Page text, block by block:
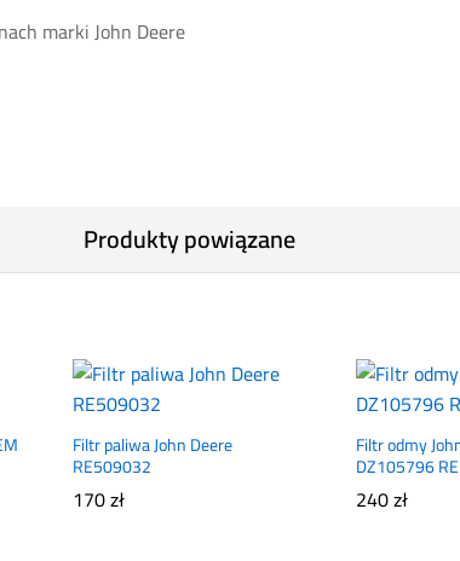
marki John Deere
Produkty powiązane
Filtr paliwa John Deere
RE509032
170zł
Filtr odmy
DZ105796
240zł